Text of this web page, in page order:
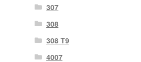
307
308
308 T9
4007